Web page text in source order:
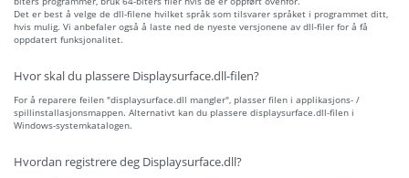
Det er best å velge de dll-filene hvilket språk som tilsvarer språket i programmet ditt,
hvis mulig. Vi anbefaler også å laste ned de nyeste versjonene av dll-filer for å få
oppdatert funksjonalitet.
Hvor skal du plassere Displaysurface.dll-filen?
For å reparere feilen "displaysurface.dll mangler", plasser filen i applikasjons- /
spillinstallasjonsmappen. Alternativt kan du plassere displaysurface.dll-filen i
Windows-systemkatalogen.
Hvordan registrere deg Displaysurface.dll?